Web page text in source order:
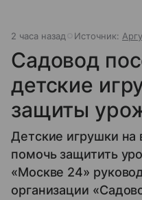
2 часа назад Источник:
Садовод
детские
защиты
Детские игрушки на
помочь защитить
«Москве 24»
организации